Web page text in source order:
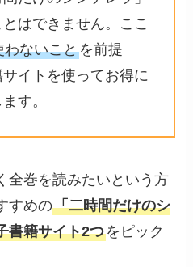
はできません。ここ
わないことを前提
イトを使ってお得に
す。
全巻を読みたいという方
すめの「二時間だけのシ
書籍サイト2つをピック